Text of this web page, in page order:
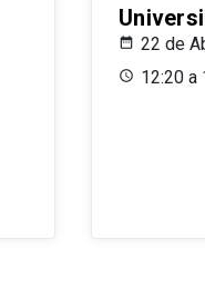
22 de
12:20 a